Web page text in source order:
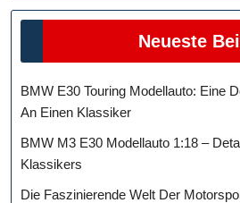
Neueste
BMW E30 Touring Modellauto: Eine
An Einen Klassiker
BMW M3 E30 Modellauto 1:18 –
Klassikers
Die Faszinierende Welt Der